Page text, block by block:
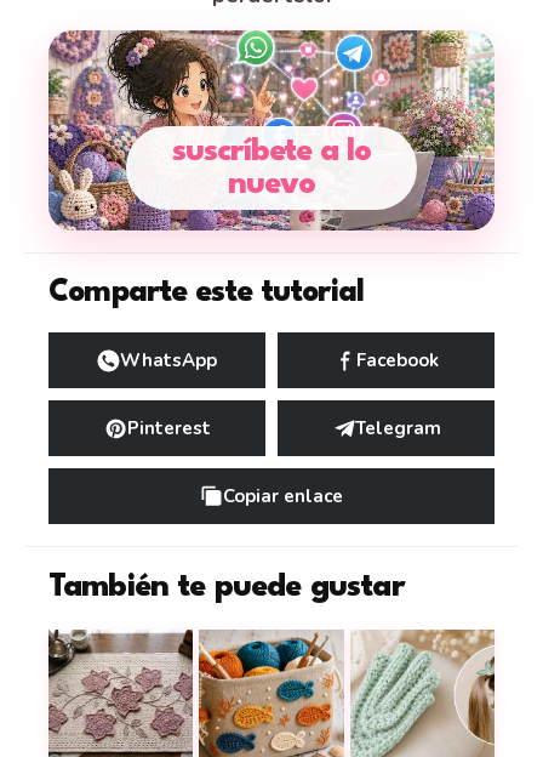
suscríbete a lo
nuevo
Comparte este tutorial
WhatsApp Facebook
Pinterest Telegram
Copiar enlace
También te puede gustar